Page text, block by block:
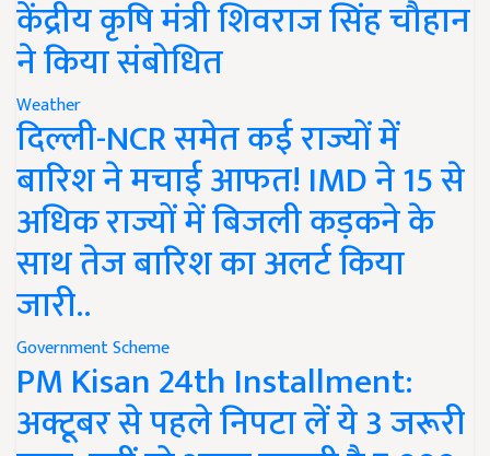
केंद्रीय कृषि मंत्री शिवराज सिंह चौहान
ने किया संबोधित
Weather
दिल्ली-NCR समेत कई राज्यों में
बारिश ने मचाई आफत! IMD ने 15 से
अधिक राज्यों में बिजली कड़कने के
साथ तेज बारिश का अलर्ट किया
जारी..
Government Scheme
PM Kisan 24th Installment:
अक्टूबर से पहले निपटा लें ये 3 जरूरी